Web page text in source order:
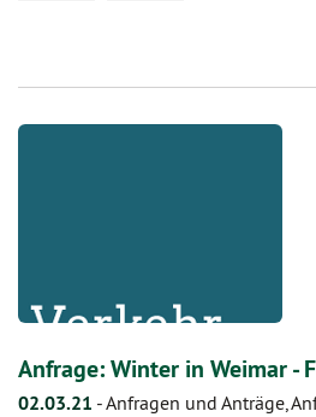
Anfrage: Winter in Weimar -
02.03.21 -Anfragen und Anträge,